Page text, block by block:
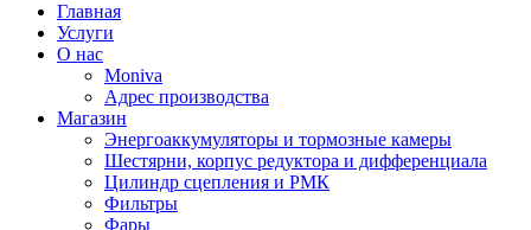
Главная
Услуги
О нас
Moniva
Адрес производства
Магазин
Энергоаккумуляторы и тормозные камеры
Шестярни, корпус редуктора и дифференциала
Цилиндр сцепления и РМК
Фильтры
Фары